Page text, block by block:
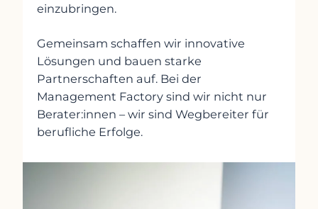
einzubringen.
Gemeinsam schaffen wir innovative
Lösungen und bauen starke
Partnerschaften auf. Bei der
Management Factory sind wir nicht nur
Berater:innen – wir sind Wegbereiter für
berufliche Erfolge.